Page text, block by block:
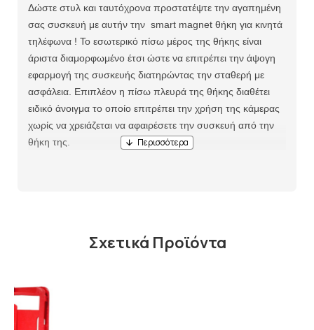
Δώστε στυλ και ταυτόχρονα προστατέψτε την αγαπημένη
σας συσκευή με αυτήν την smart magnet θήκη για κινητά
τηλέφωνα ! Το εσωτερικό πίσω μέρος της θήκης είναι
άριστα διαμορφωμένο έτσι ώστε να επιτρέπει την άψογη
εφαρμογή της συσκευής διατηρώντας την σταθερή με
ασφάλεια. Επιπλέον η πίσω πλευρά της θήκης διαθέτει
ειδικό άνοιγμα το οποίο επιτρέπει την χρήση της κάμερας
χωρίς να χρειάζεται να αφαιρέσετε την συσκευή από την
θήκη της.
Σχετικά Προϊόντα